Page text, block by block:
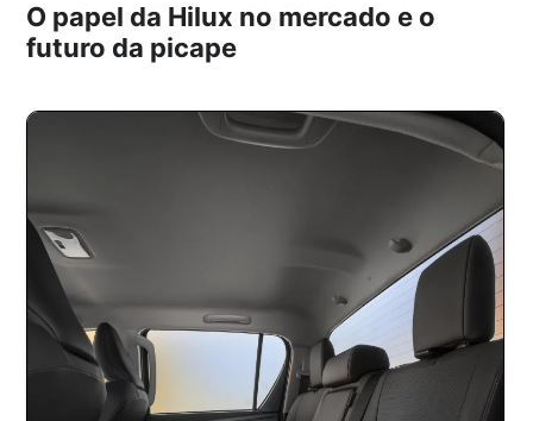
O papel da Hilux no mercado e o
futuro da picape